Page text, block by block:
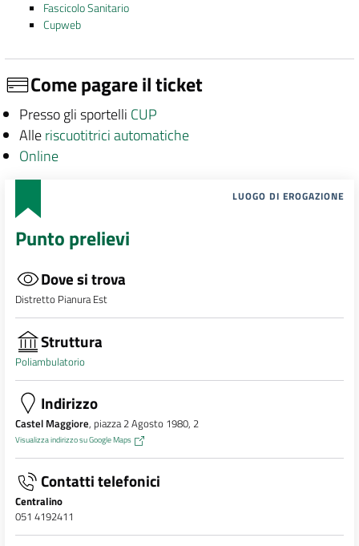
Fascicolo Sanitario
Cupweb
Come pagare il ticket
Presso gli sportelli CUP
Alleriscuotitrici automatiche
Online
LUOGO DI EROGAZIONE
Punto prelievi
Dove si trova
Distretto Pianura Est
Struttura
Poliambulatorio
Indirizzo
Castel Maggiore, piazza 2 Agosto 1980, 2
Visualizza indirizzo su Google Maps
Contatti telefonici
Centralino
051 4192411